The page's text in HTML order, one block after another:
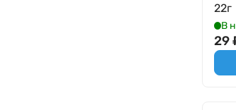
22г
В
29